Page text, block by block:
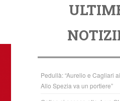
o
o
k
tt
er
at
s
A
p
p
Pedullà: “Aurelio e Cagliari
Allo Spezia va un portiere”